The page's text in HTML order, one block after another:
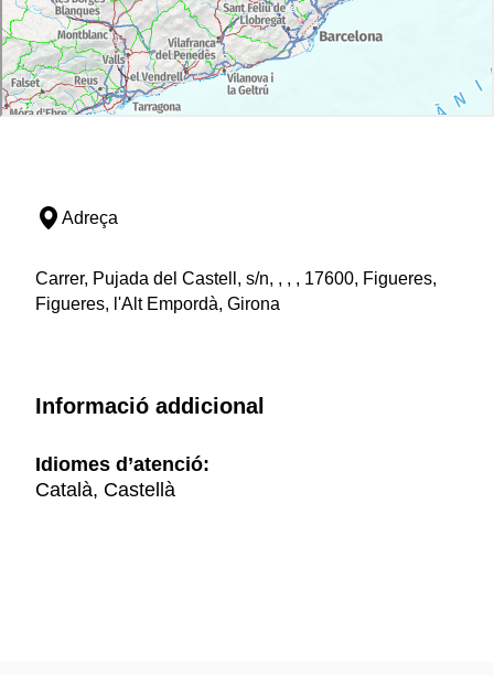
Adreça
Carrer, Pujada del Castell, s/n, , , , 17600, Figueres,
Figueres, l'Alt Empordà, Girona
Informació addicional
Idiomes d’atenció:
Català, Castellà